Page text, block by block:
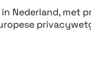
Nederland, met